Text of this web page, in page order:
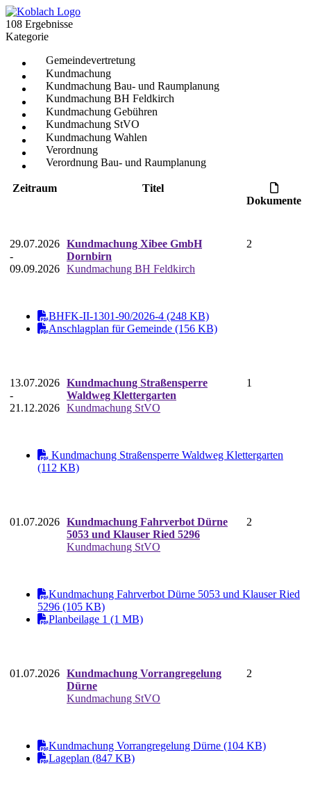
108 Ergebnisse
Kategorie
Gemeindevertretung
Kundmachung
Kundmachung Bau- und Raumplanung
Kundmachung BH Feldkirch
Kundmachung Gebühren
Kundmachung StVO
Kundmachung Wahlen
Verordnung
Verordnung Bau- und Raumplanung
Zeitraum
Titel
Dokumente
29.07.2026
-
09.09.2026
Kundmachung Xibee GmbH
Dornbirn
Kundmachung BH Feldkirch
2
BHFK-II-1301-90/2026-4 (248 KB)
Anschlagplan für Gemeinde (156 KB)
13.07.2026
-
21.12.2026
Kundmachung Straßensperre
Waldweg Klettergarten
Kundmachung StVO
1
Kundmachung Straßensperre Waldweg Klettergarten
(112 KB)
01.07.2026 Kundmachung Fahrverbot Dürne
5053 und Klauser Ried 5296
Kundmachung StVO
2
Kundmachung Fahrverbot Dürne 5053 und Klauser Ried
5296 (105 KB)
Planbeilage 1 (1 MB)
01.07.2026 Kundmachung Vorrangregelung
Dürne
Kundmachung StVO
2
Kundmachung Vorrangregelung Dürne (104 KB)
Lageplan (847 KB)